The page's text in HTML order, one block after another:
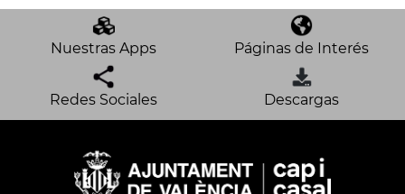
Nuestras Apps Páginas de Interés
Redes Sociales Descargas